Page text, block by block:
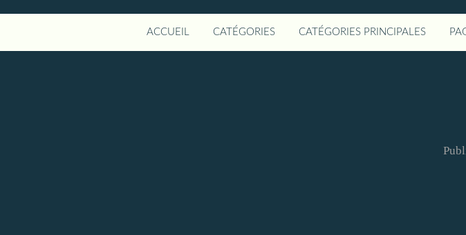
ACCUEIL CATÉGORIES CATÉGORIES PRINCIPALES